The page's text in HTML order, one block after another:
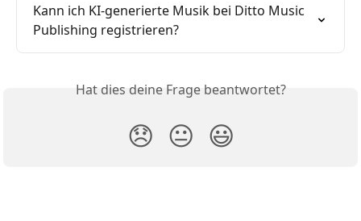
Kann ich KI-generierte Musik bei Ditto Music
Publishing registrieren?
Hat dies deine Frage beantwortet?
😞 😐 😃